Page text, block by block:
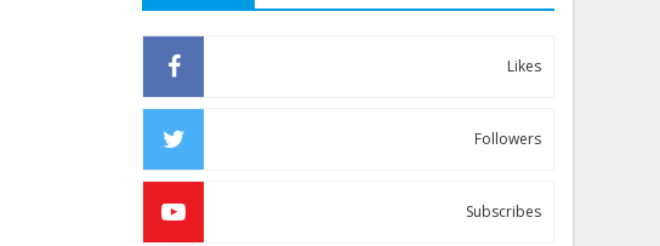
Likes
Followers
Subscribes